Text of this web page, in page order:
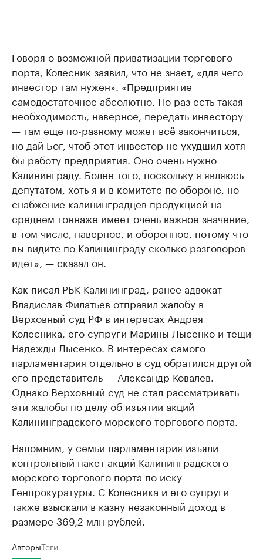
Говоря о возможной приватизации торгового
порта, Колесник заявил, что не знает, «для чего
инвестор там нужен». «Предприятие
самодостаточное абсолютно. Но раз есть такая
необходимость, наверное, передать инвестору
— там еще по-разному может всё закончиться,
но дай Бог, чтоб этот инвестор не ухудшил хотя
бы работу предприятия. Оно очень нужно
Калининграду. Более того, поскольку я являюсь
депутатом, хоть я и в комитете по обороне, но
снабжение калининградцев продукцией на
среднем тоннаже имеет очень важное значение,
в том числе, наверное, и оборонное, потому что
вы видите по Калининграду сколько разговоров
идет», — сказал он.
Как писал РБК Калининград, ранее адвокат
Владислав Филатьев отправил жалобу в
Верховный суд РФ в интересах Андрея
Колесника, его супруги Марины Лысенко и тещи
Надежды Лысенко. В интересах самого
парламентария отдельно в суд обратился другой
его представитель — Александр Ковалев.
Однако Верховный суд не стал рассматривать
эти жалобы по делу об изъятии акций
Калининградского морского торгового порта.
Напомним, у семьи парламентария изъяли
контрольный пакет акций Калининградского
морского торгового порта по иску
Генпрокуратуры. С Колесника и его супруги
также взыскали в казну незаконный доход в
размере 369,2 млн рублей.
АвторыТеги